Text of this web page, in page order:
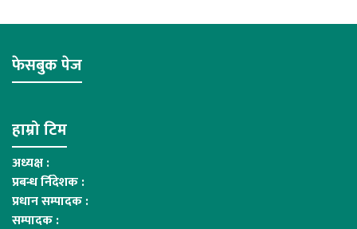
फेसबुक पेज
हाम्रो टिम
अध्यक्ष :
प्रबन्ध र्निदेशक :
प्रधान सम्पादक :
सम्पादक :